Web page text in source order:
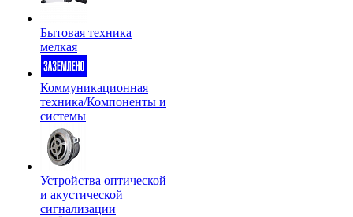
Бытовая техника
мелкая
Коммуникационная
техника/Компоненты и
системы
Устройства оптической
и акустической
сигнализации